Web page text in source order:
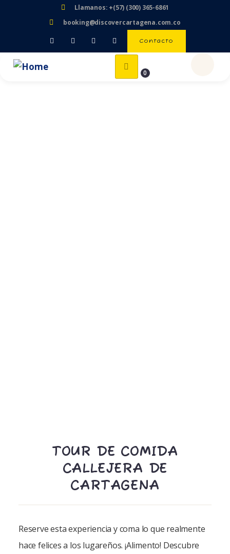
Llamanos: +(57) (300) 365-6861
booking@discovercartagena.com.co
Contacto
0
TOUR DE COMIDA
CALLEJERA DE
CARTAGENA
Reserve esta experiencia y coma lo que realmente
hace felices a los lugareños. ¡Alimento! Descubre